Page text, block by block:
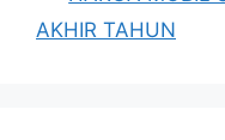
AKHIR TAHUN